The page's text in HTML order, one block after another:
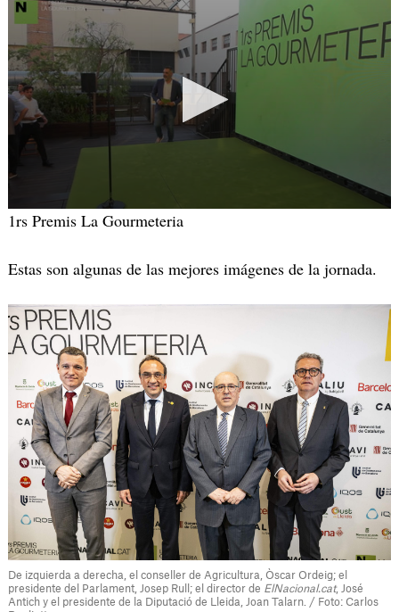
1rs Premis La Gourmeteria
Estas son algunas de las mejores imágenes de la jornada.
De izquierda a derecha, el conseller de Agricultura, Òscar Ordeig; el
presidente del Parlament, Josep Rull; el director de ElNacional.cat, José
Antich y el presidente de la Diputació de Lleida, Joan Talarn. / Foto: Carlos